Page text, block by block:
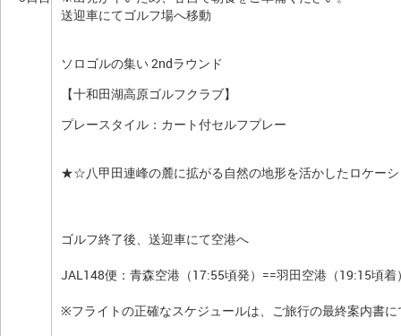
送迎車にてゴルフ場へ移動
ソロゴルの集い 2ndラウンド
【十和田湖高原ゴルフクラブ】
プレースタイル：カート付セルフプレー
★☆八甲田連峰の麓に拡がる自然の地形を活かしたロケー
ゴルフ終了後、送迎車にて空港へ
JAL148便：青森空港（17:55頃発）==羽田空港（19:15頃着
※フライトの正確なスケジュールは、ご旅行の最終案内書